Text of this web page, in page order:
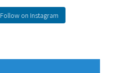
Follow on Instagram